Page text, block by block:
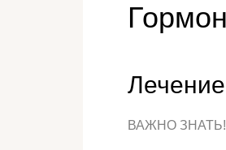
ВАЖНО ЗНАТЬ!